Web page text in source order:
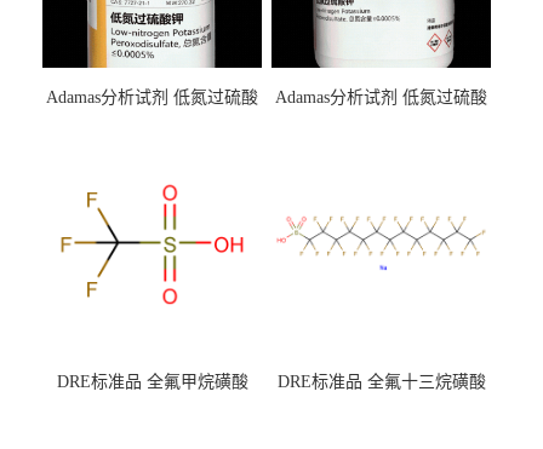
Adamas分析试剂 低氮过硫酸
（泰坦现货供应）
Adamas分析试剂 低氮过硫酸
DRE标准品 全氟甲烷磺酸
DRE标准品 全氟十三烷磺酸